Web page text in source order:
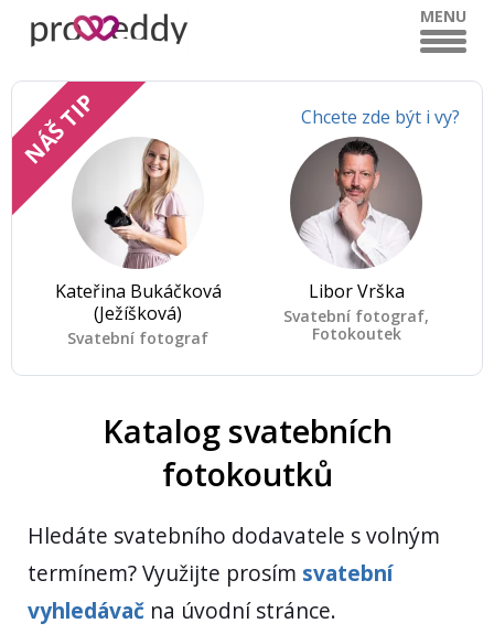
MENU
NÁŠ TIP Chcete zde být i vy?
Kateřina Bukáčková
(Ježíšková)
Svatební fotograf
Libor Vrška
Svatební fotograf,
Fotokoutek
Katalog svatebních
fotokoutků
Hledáte svatebního dodavatele s volným
termínem? Využijte prosím svatební
vyhledávač na úvodní stránce.